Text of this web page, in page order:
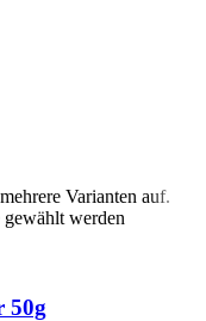
Varianten auf.
werden
50g